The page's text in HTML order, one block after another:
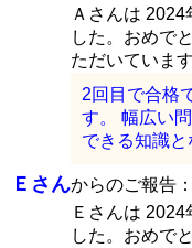
Ａさんは 2024
した。おめで
ただいています
2回目で合格
す。 幅広い
できる知識と
Ｅさんからのご報告：
Ｅさんは 2024
した。おめで